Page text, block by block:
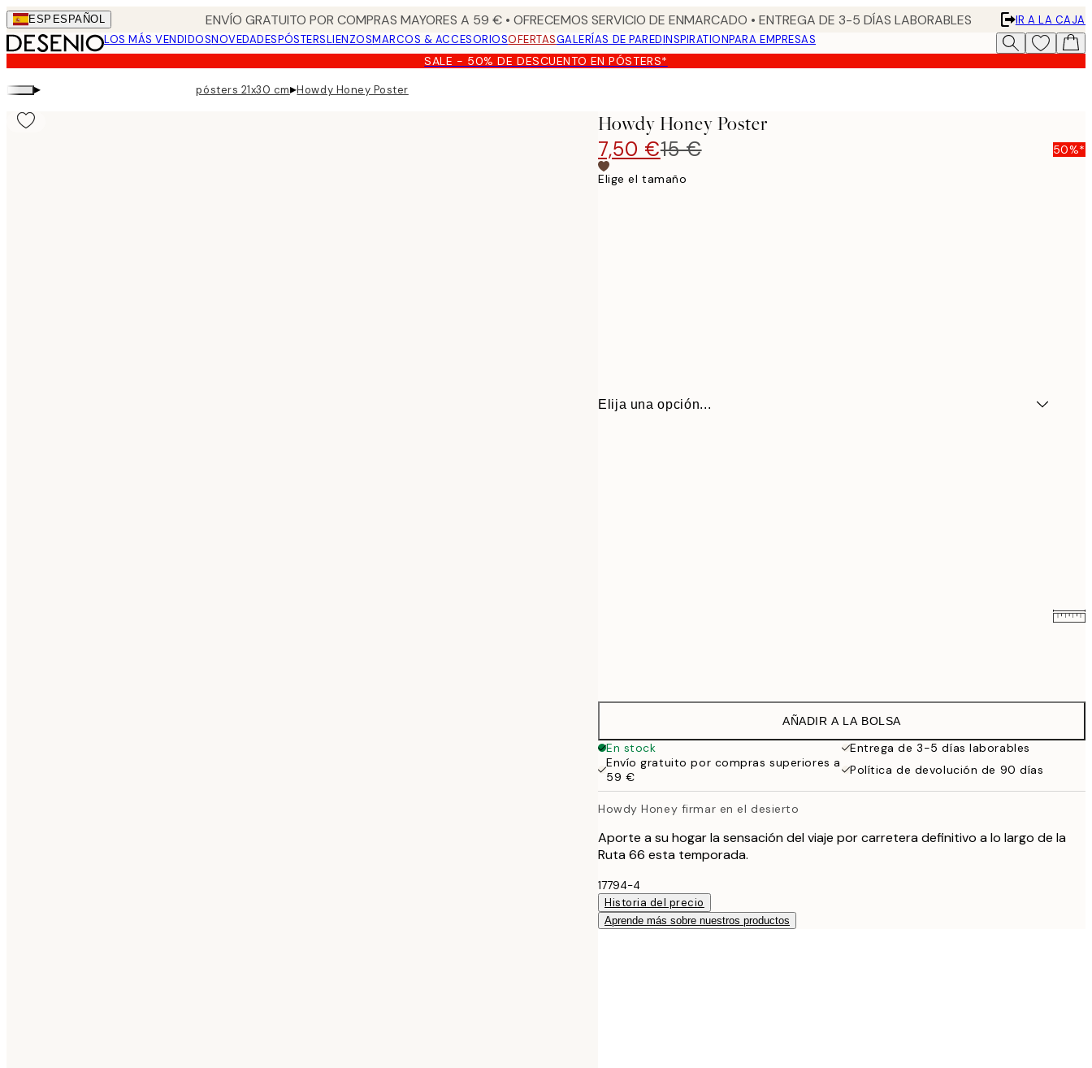
Skip
to
main
content.
ESP ESPAÑOL ENVÍO GRATUITO POR COMPRAS MAYORES A 59 € • OFRECEMOS SERVICIO DE ENMARCADO • ENTREGA DE 3-5 DÍAS LABORABLES
IR A LA CAJA
LOS MÁS VENDIDOSNOVEDADESPÓSTERSLIENZOSMARCOS & ACCESORIOSOFERTASGALERÍAS DE PAREDINSPIRATIONPARA EMPRESAS
SALE - 50% DE DESCUENTO EN PÓSTERS*
▸ pósters 21x30 cm▸Howdy Honey Poster
Howdy Honey Poster
7,50 €15 € 50%*
Elige el tamaño
Elija una opción...
21,95 €
38 €
AÑADIR A LA BOLSA
En stock
Entrega de 3-5 días laborables
Envío gratuito por compras superiores a
59 €
Política de devolución de 90 días
Howdy Honey firmar en el desierto
Aporte a su hogar la sensación del viaje por carretera definitivo a lo largo de la
Ruta 66 esta temporada.
17794-4
Historia del precio
Aprende más sobre nuestros productos